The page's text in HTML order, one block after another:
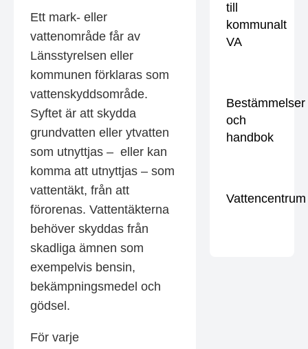
Ett mark- eller
vattenområde får av
Länsstyrelsen eller
kommunen förklaras som
vattenskyddsområde.
Syftet är att skydda
grundvatten eller ytvatten
som utnyttjas – eller kan
komma att utnyttjas – som
vattentäkt, från att
förorenas. Vattentäkterna
behöver skyddas från
skadliga ämnen som
exempelvis bensin,
bekämpningsmedel och
gödsel.
För varje
till
kommunalt
VA
Bestämmelser
och
handbok
Vattencentrum